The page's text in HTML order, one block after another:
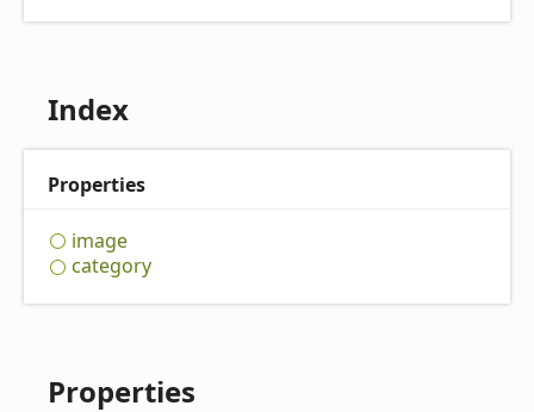
Index
Properties
image
category
Properties